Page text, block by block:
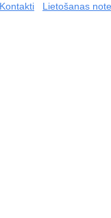
Kontakti Lietošanas